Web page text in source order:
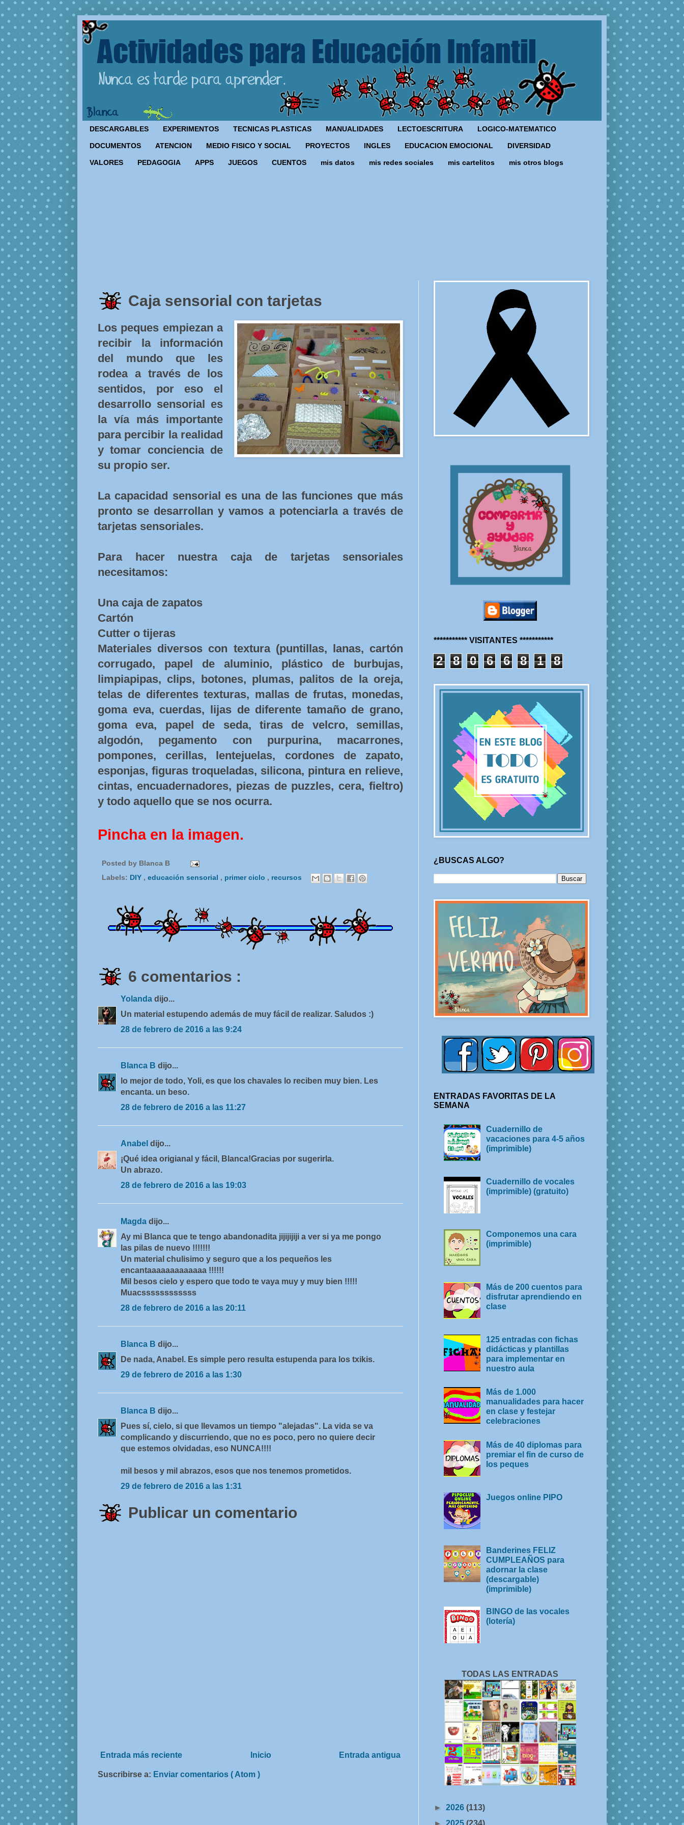
DESCARGABLES EXPERIMENTOS TECNICAS PLASTICAS MANUALIDADES LECTOESCRITURA LOGICO-MATEMATICO
DOCUMENTOS ATENCION MEDIO FISICO Y SOCIAL PROYECTOS INGLES EDUCACION EMOCIONAL DIVERSIDAD
VALORES PEDAGOGIA APPS JUEGOS CUENTOS mis datos mis redes sociales mis cartelitos mis otros blogs
Caja sensorial con tarjetas
Los peques empiezan a
recibir la información
del mundo que les
rodea a través de los
sentidos, por eso el
desarrollo sensorial es
la vía más importante
para percibir la realidad
y tomar conciencia de
su propio ser.
La capacidad sensorial es una de las funciones que más
pronto se desarrollan y vamos a potenciarla a través de
tarjetas sensoriales.
Para hacer nuestra caja de tarjetas sensoriales
necesitamos:
Una caja de zapatos
Cartón
Cutter o tijeras
Materiales diversos con textura (puntillas, lanas, cartón
corrugado, papel de aluminio, plástico de burbujas,
limpiapipas, clips, botones, plumas, palitos de la oreja,
telas de diferentes texturas, mallas de frutas, monedas,
goma eva, cuerdas, lijas de diferente tamaño de grano,
goma eva, papel de seda, tiras de velcro, semillas,
algodón, pegamento con purpurina, macarrones,
pompones, cerillas, lentejuelas, cordones de zapato,
esponjas, figuras troqueladas, silicona, pintura en relieve,
cintas, encuadernadores, piezas de puzzles, cera, fieltro)
y todo aquello que se nos ocurra.
Pincha en la imagen.
Posted by Blanca B
Labels: DIY , educación sensorial , primer ciclo , recursos
6 comentarios :
Yolanda dijo...
Un material estupendo además de muy fácil de realizar. Saludos :)
28 de febrero de 2016 a las 9:24
Blanca B dijo...
lo mejor de todo, Yoli, es que los chavales lo reciben muy bien. Les
encanta. un beso.
28 de febrero de 2016 a las 11:27
Anabel dijo...
¡Qué idea origianal y fácil, Blanca!Gracias por sugerirla.
Un abrazo.
28 de febrero de 2016 a las 19:03
Magda dijo...
Ay mi Blanca que te tengo abandonadita jijijijiji a ver si ya me pongo
las pilas de nuevo !!!!!!!
Un material chulisimo y seguro que a los pequeños les
encantaaaaaaaaaaaaa !!!!!!
Mil besos cielo y espero que todo te vaya muy y muy bien !!!!!
Muacssssssssssss
28 de febrero de 2016 a las 20:11
Blanca B dijo...
De nada, Anabel. Es simple pero resulta estupenda para los txikis.
29 de febrero de 2016 a las 1:30
Blanca B dijo...
Pues sí, cielo, si que llevamos un tiempo "alejadas". La vida se va
complicando y discurriendo, que no es poco, pero no quiere decir
que estemos olvidadas, eso NUNCA!!!!
mil besos y mil abrazos, esos que nos tenemos prometidos.
29 de febrero de 2016 a las 1:31
Publicar un comentario
Entrada más reciente Entrada antigua
Inicio
Suscribirse a: Enviar comentarios ( Atom )
*********** VISITANTES ***********
2 8 0 6 6 8 1 8
¿BUSCAS ALGO?
ENTRADAS FAVORITAS DE LA
SEMANA
Cuadernillo de
vacaciones para 4-5 años
(imprimible)
Cuadernillo de vocales
(imprimible) (gratuito)
Componemos una cara
(imprimible)
Más de 200 cuentos para
disfrutar aprendiendo en
clase
125 entradas con fichas
didácticas y plantillas
para implementar en
nuestro aula
Más de 1.000
manualidades para hacer
en clase y festejar
celebraciones
Más de 40 diplomas para
premiar el fin de curso de
los peques
Juegos online PIPO
Banderines FELIZ
CUMPLEAÑOS para
adornar la clase
(descargable)
(imprimible)
BINGO de las vocales
(lotería)
TODAS LAS ENTRADAS
► 2026 (113)